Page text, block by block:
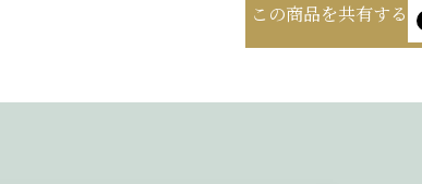
この商品を共有する